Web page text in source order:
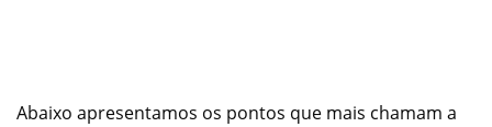
Abaixo apresentamos os pontos que mais chamam a